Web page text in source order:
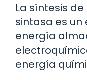
La síntesis de
sintasa es
energía
energía